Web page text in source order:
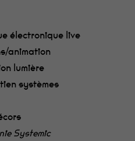
électronique live
animation
lumière
systèmes
Systemic